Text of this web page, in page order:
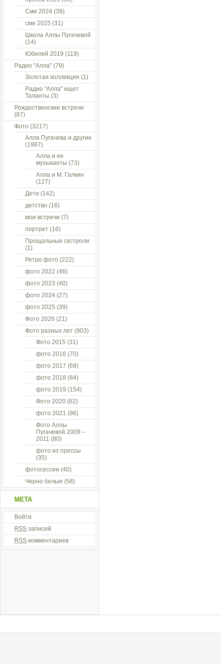
Сми 2024 (39)
сми 2025 (31)
Школа Аллы Пугачевой
(14)
Юбилей 2019 (119)
Радио "Алла" (79)
Золотая коллекция (1)
Радио "Алла" ищет
Таланты (3)
Рождественские встречи
(87)
Фото (3217)
Алла Пугачева и другие
(1987)
Алла и ее
музыканты (73)
Алла и М. Галкин
(127)
Дети (142)
детство (16)
мои встречи (7)
портрет (16)
Прощальные гастроли
(1)
Ретро фото (222)
фото 2022 (46)
фото 2023 (40)
фото 2024 (27)
фото 2025 (39)
Фото 2026 (21)
Фото разных лет (903)
Фото 2015 (31)
фото 2016 (70)
фото 2017 (69)
фото 2018 (84)
фото 2019 (154)
Фото 2020 (62)
фото 2021 (96)
Фото Аллы
Пугачевой 2009 –
2011 (80)
фото из прессы
(35)
фотосессии (40)
Черно белые (58)
МЕТА
Войти
RSS записей
RSS комментариев